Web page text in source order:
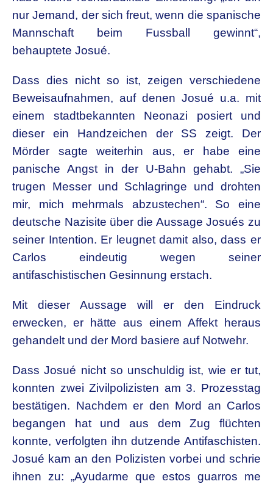
nur Jemand, der sich freut, wenn die spanische
Mannschaft beim Fussball gewinnt“,
behauptete Josué.
Dass dies nicht so ist, zeigen verschiedene
Beweisaufnahmen, auf denen Josué u.a. mit
einem stadtbekannten Neonazi posiert und
dieser ein Handzeichen der SS zeigt. Der
Mörder sagte weiterhin aus, er habe eine
panische Angst in der U-Bahn gehabt. „Sie
trugen Messer und Schlagringe und drohten
mir, mich mehrmals abzustechen“. So eine
deutsche Nazisite über die Aussage Josués zu
seiner Intention. Er leugnet damit also, dass er
Carlos eindeutig wegen seiner
antifaschistischen Gesinnung erstach.
Mit dieser Aussage will er den Eindruck
erwecken, er hätte aus einem Affekt heraus
gehandelt und der Mord basiere auf Notwehr.
Dass Josué nicht so unschuldig ist, wie er tut,
konnten zwei Zivilpolizisten am 3. Prozesstag
bestätigen. Nachdem er den Mord an Carlos
begangen hat und aus dem Zug flüchten
konnte, verfolgten ihn dutzende Antifaschisten.
Josué kam an den Polizisten vorbei und schrie
ihnen zu: „Ayudarme que estos guarros me